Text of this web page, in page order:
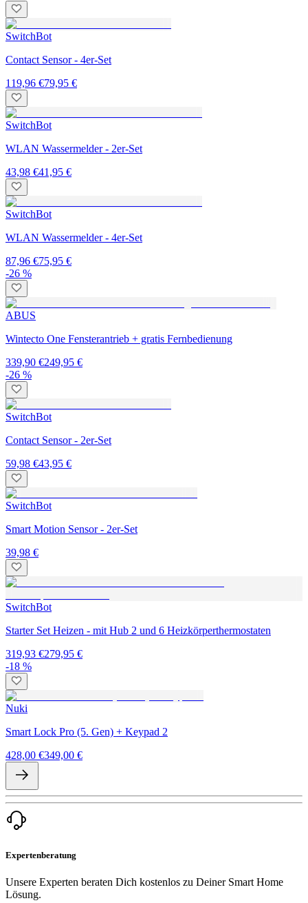
SwitchBot
Contact Sensor - 4er-Set
119,96 €79,95 €
SwitchBot
WLAN Wassermelder - 2er-Set
43,98 €41,95 €
SwitchBot
WLAN Wassermelder - 4er-Set
87,96 €75,95 €
-26 %
ABUS
Wintecto One Fensterantrieb + gratis Fernbedienung
339,90 €249,95 €
-26 %
SwitchBot
Contact Sensor - 2er-Set
59,98 €43,95 €
SwitchBot
Smart Motion Sensor - 2er-Set
39,98 €
SwitchBot
Starter Set Heizen - mit Hub 2 und 6 Heizkörperthermostaten
319,93 €279,95 €
-18 %
Nuki
Smart Lock Pro (5. Gen) + Keypad 2
428,00 €349,00 €
Expertenberatung
Unsere Experten beraten Dich kostenlos zu Deiner Smart Home
Lösung.